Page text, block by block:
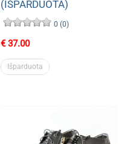
(IŠPARDUOTA)
0 (0)
€37.00
Išparduota